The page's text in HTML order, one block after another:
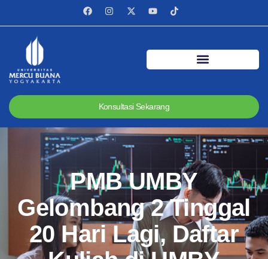
Konsultasi Sekarang
PMB UMBY
Gelombang 2 Tinggal
20 Hari Lagi, Daftar